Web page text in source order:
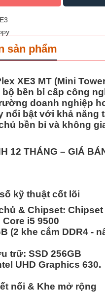
sản phẩm
XE3 MT (Mini
bền bỉ cấp công
doanh nghiệp
nổi bật với khả năng
bền bỉ và không
12 THÁNG – GIÁ
kỹ thuật cốt lõi
& Chipset: Chipset
Core i5 9500
(2 khe cắm DDR4 -
trữ: SSD 256GB
UHD Graphics 630.
nối & Khe mở rộng